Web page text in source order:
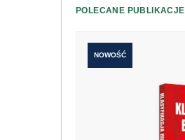
POLECANE PUBLIKACJE
NOWOŚĆ